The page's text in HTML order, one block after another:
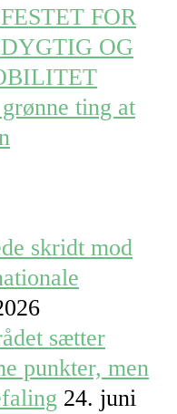
FOR
OG
ting at
skridt mod
sætter
punkter, men
24. juni